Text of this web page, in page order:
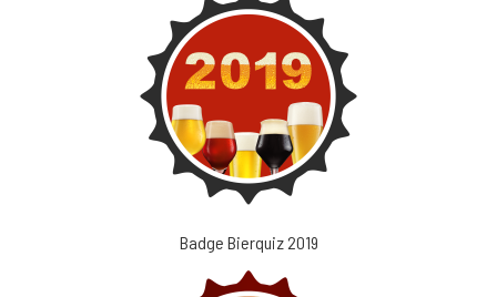
Badge Bierquiz 2019